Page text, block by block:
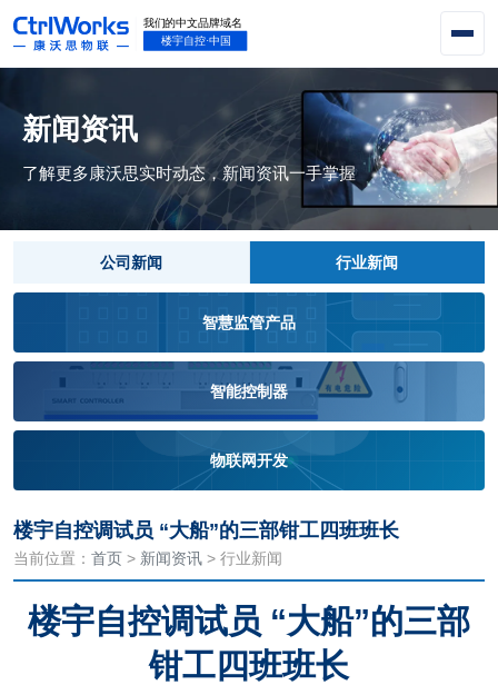
新闻资讯
了解更多康沃思实时动态，新闻资讯一手掌握
公司新闻 行业新闻
智慧监管产品
智能控制器
物联网开发
楼宇自控调试员 “大船”的三部钳工四班班长
当前位置： 首页 > 新闻资讯 > 行业新闻
楼宇自控调试员 “大船”的三部
钳工四班班长